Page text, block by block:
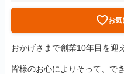
お気
おかげさまで創業10年目を迎
皆様のお心によりそって、でき